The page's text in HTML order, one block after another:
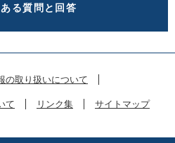
る質問と回答
の取り扱いについて
て リンク集 サイトマップ